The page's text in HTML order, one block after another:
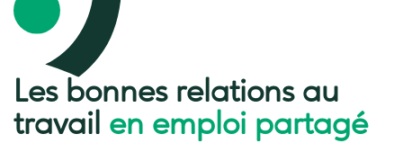
Les bonnes relations au
travail en emploi partagé